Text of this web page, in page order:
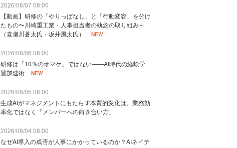
2026/08/07 08:00
【動画】研修の「やりっぱなし」と「行動変容」を分け
たもの〜川崎重工業・人事担当者の執念の取り組み～
（喜瀬川蒼太氏・坂井風太氏）
NEW
2026/08/06 08:00
研修は「10％のオマケ」ではない——AI時代の経験学
習加速術
NEW
2026/08/05 08:00
生成AIがマネジメントにもたらす本質的変化は、業務効
率化ではなく「メンバーへの向き合い方」
2026/08/04 08:00
なぜAI導入の成否が人事にかかっているのか？AIネイテ